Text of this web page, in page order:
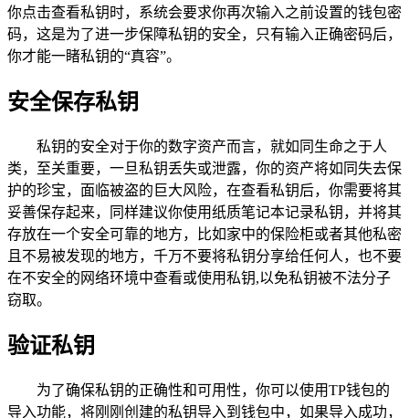
你点击查看私钥时，系统会要求你再次输入之前设置的钱包密
码，这是为了进一步保障私钥的安全，只有输入正确密码后，
你才能一睹私钥的“真容”。
安全保存私钥
私钥的安全对于你的数字资产而言，就如同生命之于人
类，至关重要，一旦私钥丢失或泄露，你的资产将如同失去保
护的珍宝，面临被盗的巨大风险，在查看私钥后，你需要将其
妥善保存起来，同样建议你使用纸质笔记本记录私钥，并将其
存放在一个安全可靠的地方，比如家中的保险柜或者其他私密
且不易被发现的地方，千万不要将私钥分享给任何人，也不要
在不安全的网络环境中查看或使用私钥,以免私钥被不法分子
窃取。
验证私钥
为了确保私钥的正确性和可用性，你可以使用TP钱包的
导入功能，将刚刚创建的私钥导入到钱包中，如果导入成功，